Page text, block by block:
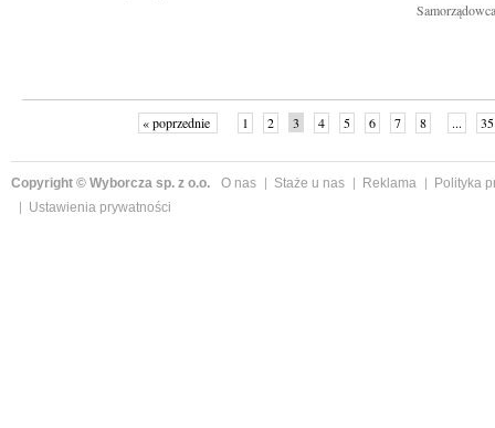
« poprzednie 1 2 3 4 5 6 7 8 ... 35
Copyright © Wyborcza sp. z o.o. O nas Staże u nas Reklama
Polityka
Ustawienia prywatności